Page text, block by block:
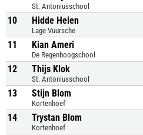
St. Antoniusschool
10 Hidde Heien
Lage Vuursche
11 Kian Ameri
De Regenboogschool
12 Thijs Klok
St. Antoniusschool
13 Stijn Blom
Kortenhoef
14 Trystan Blom
Kortenhoef